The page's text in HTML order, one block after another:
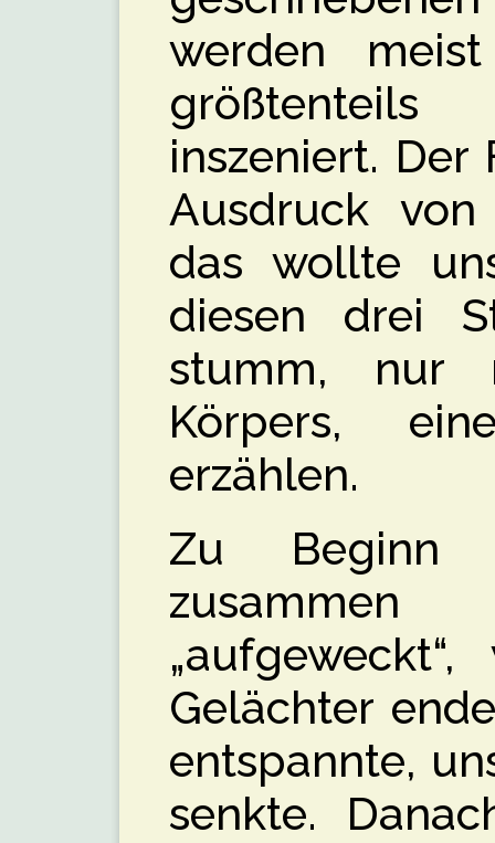
werden
inszeniert.
Ausdruck von
das wollte
diesen drei
stumm, nur
Körpers,
erzählen.
Zu
Gelächter
entspannte,
senkte.